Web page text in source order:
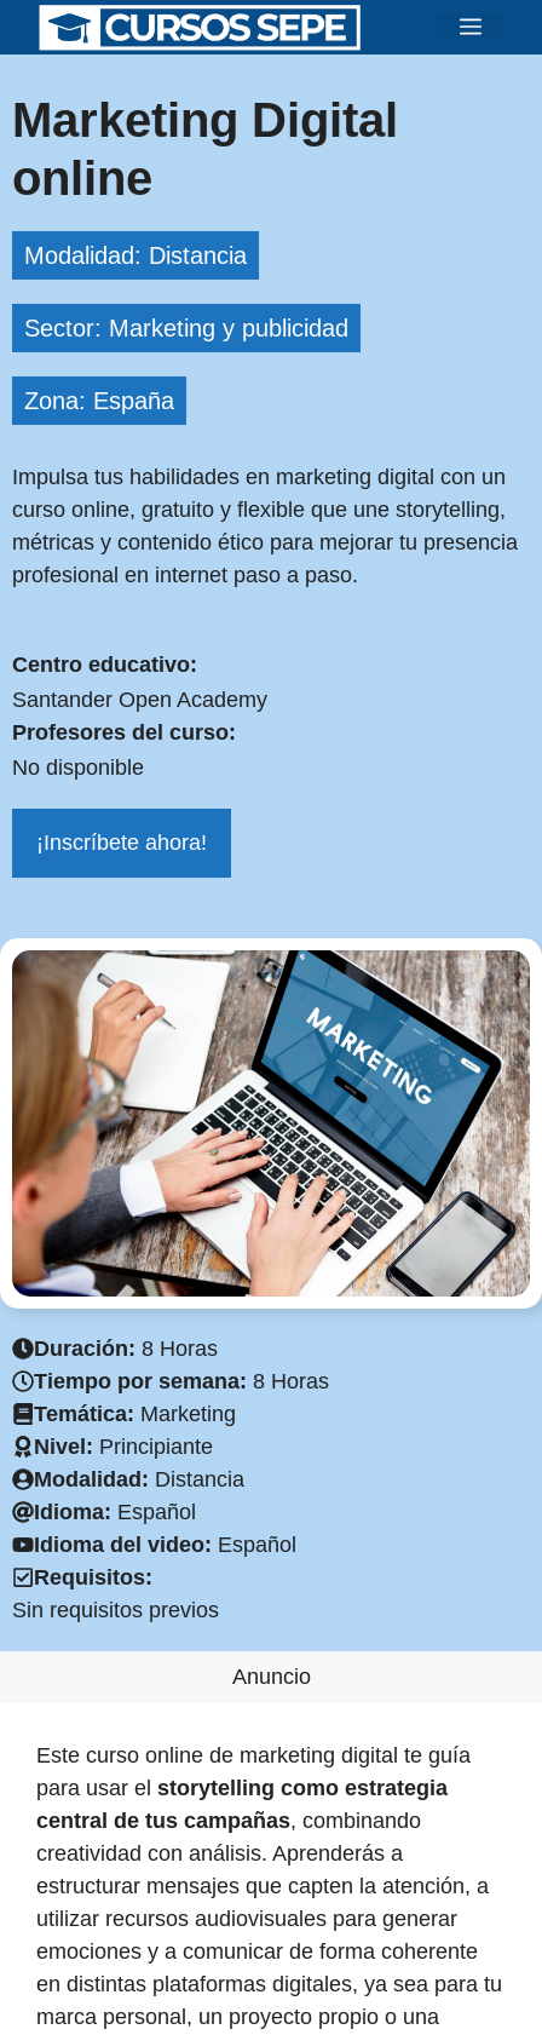
Saltar
Menú
Marketing Digital
online
Modalidad: Distancia
Sector: Marketing y publicidad
Zona: España
Impulsa tus habilidades en marketing digital con un
curso online, gratuito y flexible que une storytelling,
métricas y contenido ético para mejorar tu presencia
profesional en internet paso a paso.
Centro educativo:
Santander Open Academy
Profesores del curso:
No disponible
¡Inscríbete ahora!
Duración: 8 Horas
Tiempo por semana: 8 Horas
Temática: Marketing
Nivel: Principiante
Modalidad: Distancia
Idioma: Español
Idioma del video: Español
Requisitos:
Sin requisitos previos
Anuncio
Este curso online de marketing digital te guía
para usar el storytelling como estrategia
central de tus campañas, combinando
creatividad con análisis. Aprenderás a
estructurar mensajes que capten la atención, a
utilizar recursos audiovisuales para generar
emociones y a comunicar de forma coherente
en distintas plataformas digitales, ya sea para tu
marca personal, un proyecto propio o una